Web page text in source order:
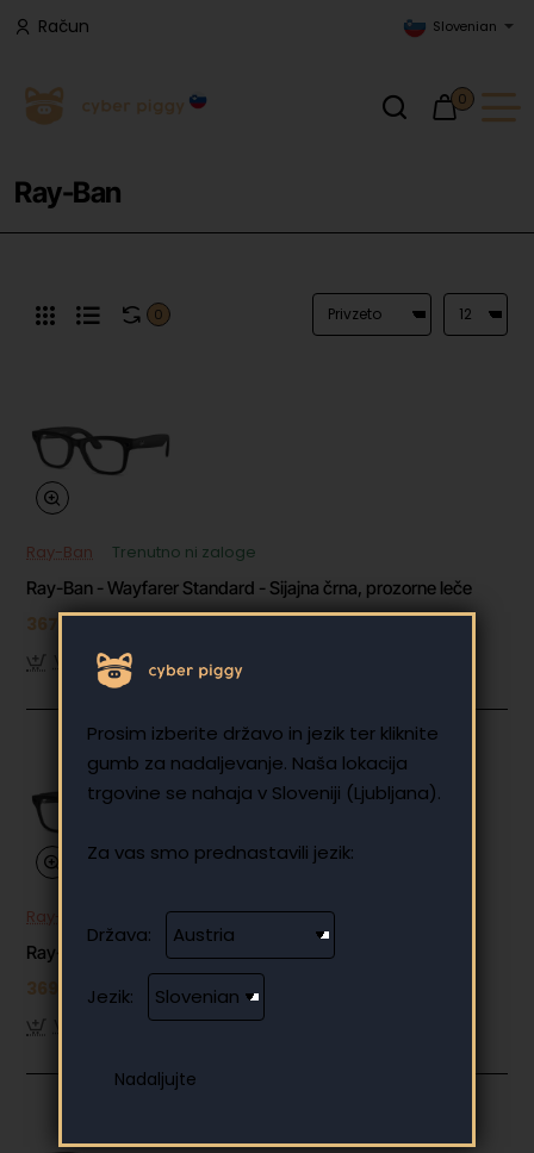
Prosim izberite državo in jezik ter kliknite
gumb za nadaljevanje. Naša lokacija
trgovine se nahaja v Sloveniji (Ljubljana).
Za vas smo prednastavili jezik:
Država:
Jezik:
Račun Slovenian
0
Ray-Ban
0
Ray-Ban
Trenutno ni zaloge
Ray-Ban - Wayfarer Standard - Sijajna črna, prozorne leče
367.90 €
V košarico
Ray-Ban
Trenutno ni zaloge
Ray-Ban - Wayfarer Standard - Sijajna črna, prozorne leče
369.90 €